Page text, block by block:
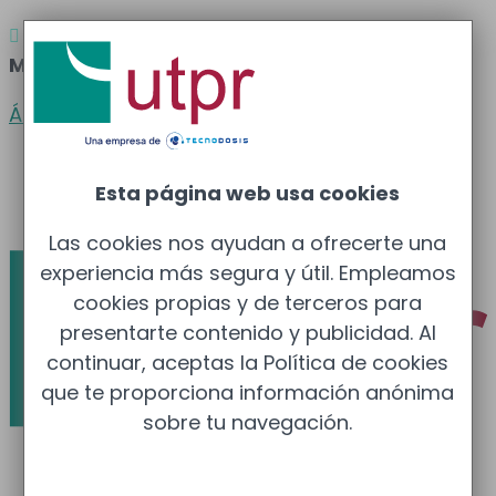
 Atención al cliente
Madrid: 910 211 975
Área clientes
Català
Esta página web usa cookies
Las cookies nos ayudan a ofrecerte una
experiencia más segura y útil. Empleamos
cookies propias y de terceros para
presentarte contenido y publicidad. Al
continuar, aceptas la Política de cookies
que te proporciona información anónima
sobre tu navegación.